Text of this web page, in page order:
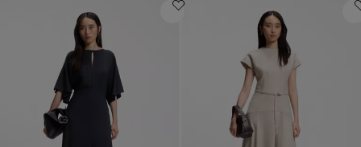
Logga in / Registrera dig
Favorit (
artiklar)
FAQ & Hjälp